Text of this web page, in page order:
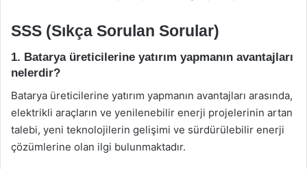
SSS (Sıkça Sorulan Sorular)
1. Batarya üreticilerine yatırım yapmanın avantajları
nelerdir?
Batarya üreticilerine yatırım yapmanın avantajları arasında,
elektrikli araçların ve yenilenebilir enerji projelerinin artan
talebi, yeni teknolojilerin gelişimi ve sürdürülebilir enerji
çözümlerine olan ilgi bulunmaktadır.